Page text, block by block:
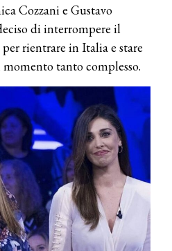
Cozzani e Gustavo
di interrompere il
rientrare in Italia e stare
tanto complesso.